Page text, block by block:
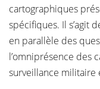
cartographiques
spécifiques. Il s’agit
en parallèle des
l’omniprésence des
surveillance militaire